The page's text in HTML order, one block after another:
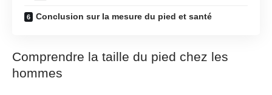
Conclusion sur la mesure du pied et santé
Comprendre la taille du pied chez les
hommes